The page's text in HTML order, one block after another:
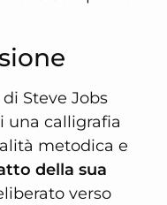
Steve Jobs
una calligrafia
metodica e
della sua
verso